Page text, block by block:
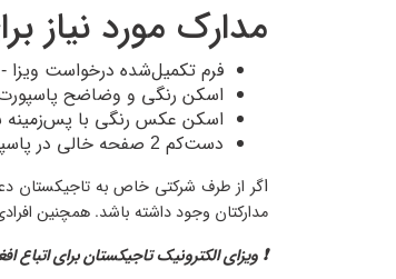
مدارک مورد نیاز
فرم تکمیل‌شده درخواست ویزا -
اسکن رنگی و وضاضح پاسپورت دارای دست‌کم 6
اسکن عکس رنگی با پس‌زمینه
دست‌کم 2 صفحه خالی در پاسپورت
اگر از طرف شرکتی خاص به تاجیکستان
مدارکتان وجود داشته باشد. همچنین افرادی که زیر 16 سال هستند نیز می‌بایستی
❗ ویزای الکترونیک تاجیکستان برای اتباع